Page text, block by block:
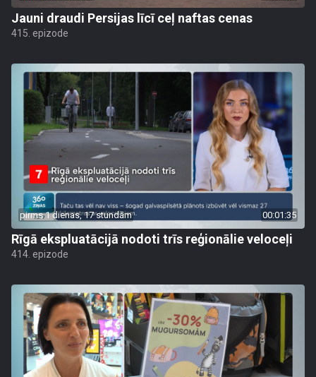
Jauni draudi Persijas līcī ceļ naftas cenas
415. epizode
pirms 1 dienas, 17 stundām 00:01:35
Rīgā ekspluatācijā nodoti trīs reģionālie veloceļi
414. epizode